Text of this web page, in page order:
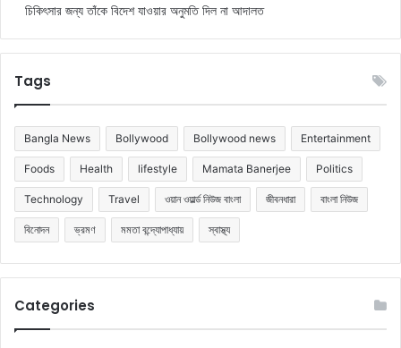
চিকিৎসার জন্য তাঁকে বিদেশ যাওয়ার অনুমতি দিল না আদালত
Tags
Bangla News Bollywood Bollywood news Entertainment
Foods Health lifestyle Mamata Banerjee Politics
Technology Travel ওয়ান ওয়ার্ল্ড নিউজ বাংলা জীবনধারা বাংলা নিউজ
বিনোদন ভ্রমণ মমতা বন্দ্যোপাধ্যায় স্বাস্থ্য
Categories